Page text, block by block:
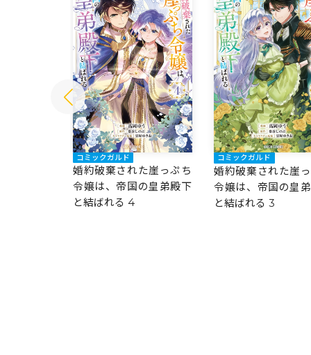
コミックガルド
婚約破棄された崖っぷち
令嬢は、帝国の皇弟殿下
と結ばれる 4
コミックガルド
婚約破棄された崖
令嬢は、帝国の皇
と結ばれる 3